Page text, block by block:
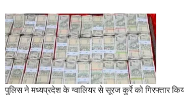
पुलिस ने मध्यप्रदेश के ग्वालियर से सूरज कुर्रे को गिरफ्तार